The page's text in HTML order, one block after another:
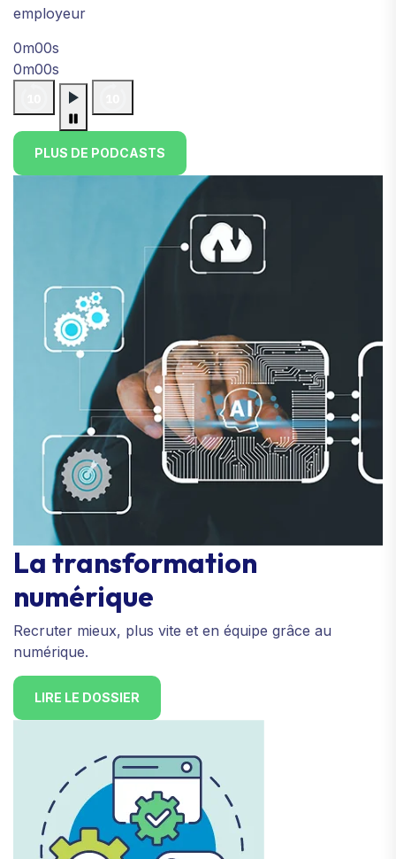
employeur
0m00s
0m00s
PLUS DE PODCASTS
La transformation
numérique
Recruter mieux, plus vite et en équipe grâce au
numérique.
LIRE LE DOSSIER